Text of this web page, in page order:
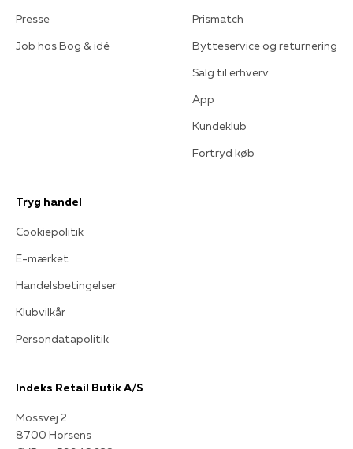
Presse
Job hos Bog & idé
Prismatch
Bytteservice og returnering
Salg til erhverv
App
Kundeklub
Fortryd køb
Tryg handel
Cookiepolitik
E-mærket
Handelsbetingelser
Klubvilkår
Persondatapolitik
Indeks Retail Butik A/S
Mossvej 2
8700 Horsens